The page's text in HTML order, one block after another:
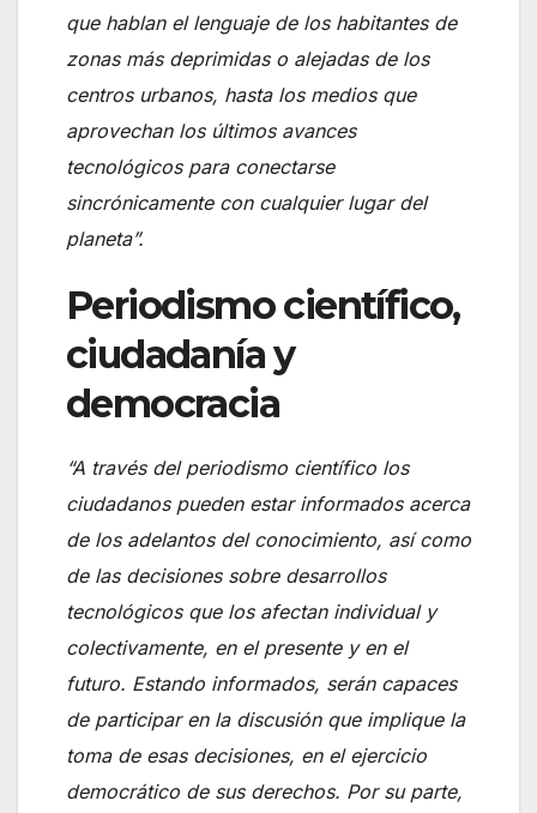
que hablan el lenguaje de los habitantes de
zonas más deprimidas o alejadas de los
centros urbanos, hasta los medios que
aprovechan los últimos avances
tecnológicos para conectarse
sincrónicamente con cualquier lugar del
planeta”.
Periodismo científico,
ciudadanía y
democracia
“A través del periodismo científico los
ciudadanos pueden estar informados acerca
de los adelantos del conocimiento, así como
de las decisiones sobre desarrollos
tecnológicos que los afectan individual y
colectivamente, en el presente y en el
futuro. Estando informados, serán capaces
de participar en la discusión que implique la
toma de esas decisiones, en el ejercicio
democrático de sus derechos. Por su parte,